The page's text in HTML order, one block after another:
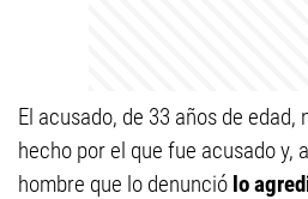
El acusado, de 33 años de
hecho por el que fue acusado y,
hombre que lo denunció lo